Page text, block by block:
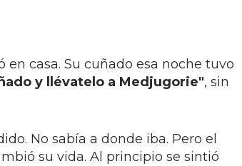
casa. Su cuñado esa noche tuvo
y llévatelo a Medjugorie", sin
No sabía a donde iba. Pero el
su vida. Al principio se sintió